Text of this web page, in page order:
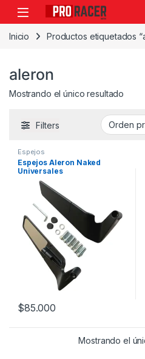
Inicio Productos etiquetados
aleron
Mostrando el único resultado
Filters
Espejos
Espejos Aleron Naked
Universales
$85.000
Este producto tiene múltiples
Mostrando el